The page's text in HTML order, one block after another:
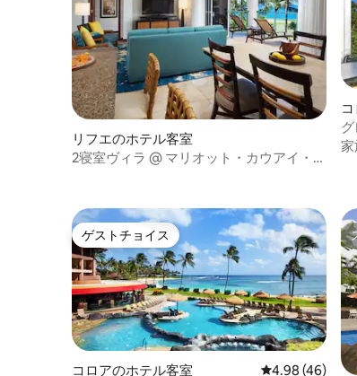
リフエのホテル客室
2寝室ヴィラ @ マリオット・カウアイ・ラ
家
ゲストチョイス
ゲストチョイス
コロアのホテル客室 レビュー46件
4.98 (46)